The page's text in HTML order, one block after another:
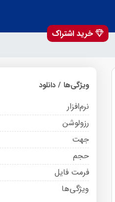
خرید اشتراک
ویژگی‌ها / دانلود
نرم‌افزار
رزولوشن
جهت
حجم
فرمت فایل
ویژگی‌ها